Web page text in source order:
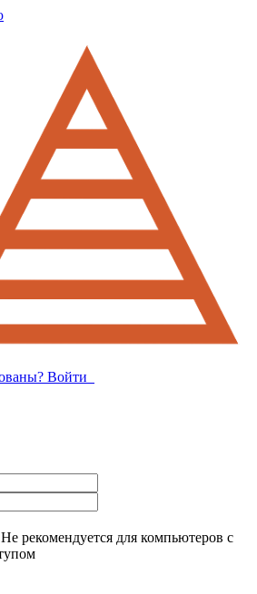
Войти
Не рекомендуется для компьютеров с